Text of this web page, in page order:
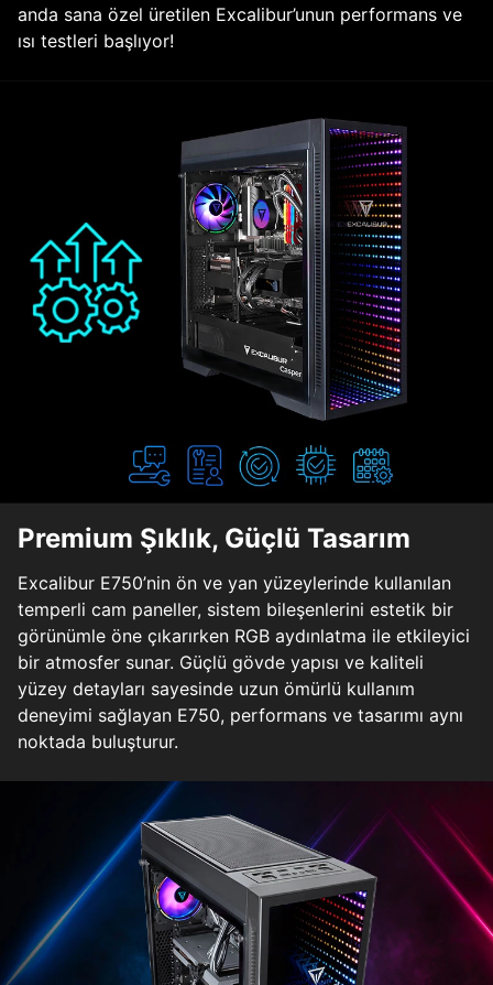
anda sana özel üretilen Excalibur’unun performans ve
ısı testleri başlıyor!
Premium Şıklık, Güçlü Tasarım
Excalibur E750’nin ön ve yan yüzeylerinde kullanılan
temperli cam paneller, sistem bileşenlerini estetik bir
görünümle öne çıkarırken RGB aydınlatma ile etkileyici
bir atmosfer sunar. Güçlü gövde yapısı ve kaliteli
yüzey detayları sayesinde uzun ömürlü kullanım
deneyimi sağlayan E750, performans ve tasarımı aynı
noktada buluşturur.